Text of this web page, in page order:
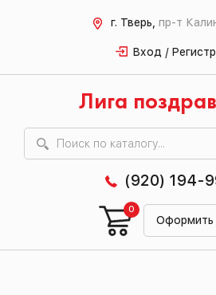
г. Тверь, пр-т
Вход /
Лига
(920) 194-
Оформить
0